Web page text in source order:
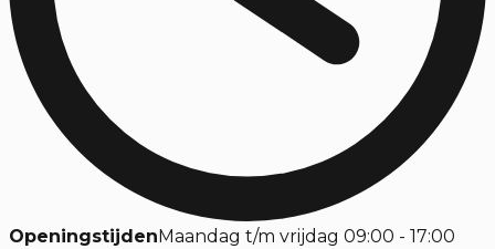
Openingstijden Maandag t/m vrijdag 09:00 - 17:00